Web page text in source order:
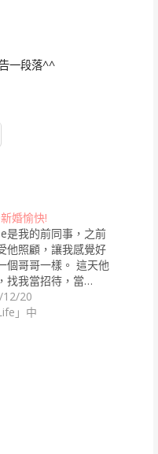
一段落^^
婚愉快!
是我的前同事，之前
他照顧，讓我感覺好
個哥哥一樣。 這天他
找我當招待，當…
12/20
」中